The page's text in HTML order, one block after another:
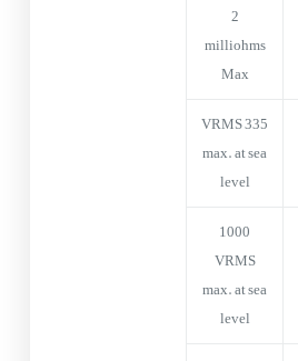
2
milliohms
Max
335 VRMS
max. at sea
level
1000
VRMS
max. at sea
level